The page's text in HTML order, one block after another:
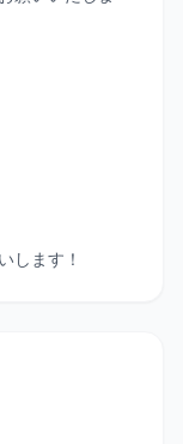
します！